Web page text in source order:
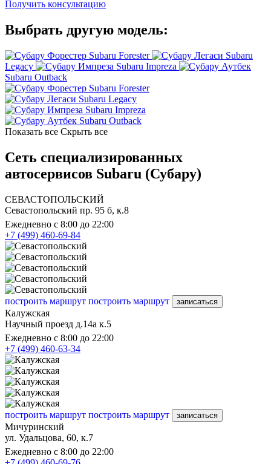
Получить консультацию
Выбрать другую модель:
Subaru Forester
Subaru
Legacy
Subaru Impreza
Subaru Outback
Subaru Forester
Subaru Legacy
Subaru Impreza
Subaru Outback
Показать все Скрыть все
Сеть специализированных
автосервисов Subaru (Субару)
СЕВАСТОПОЛЬСКИЙ
Севастопольский пр. 95 б, к.8
Ежедневно с 8:00 до 22:00
+7 (499) 460-69-84
построить маршрут построить маршрут записаться
Калужская
Научный проезд д.14а к.5
Ежедневно с 8:00 до 22:00
+7 (499) 460-63-34
построить маршрут построить маршрут записаться
Мичуринский
ул. Удальцова, 60, к.7
Ежедневно с 8:00 до 22:00